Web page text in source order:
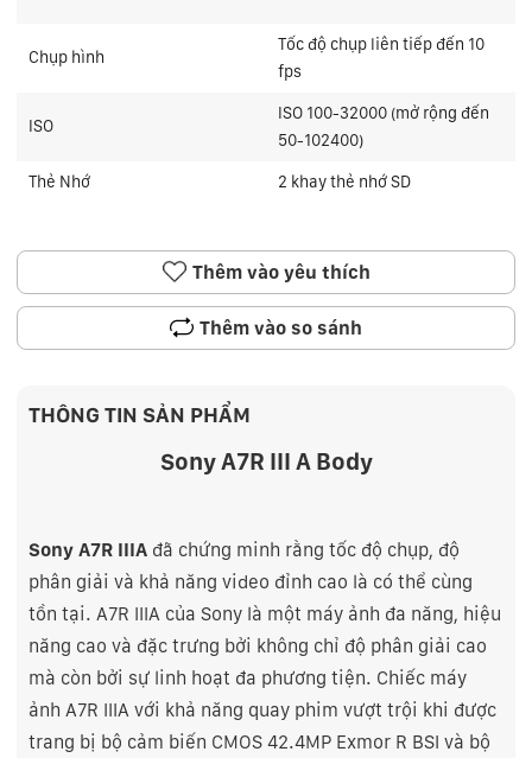
Chụp hình
Tốc độ chụp liên tiếp đến 10
fps
ISO
ISO 100-32000 (mở rộng đến
50-102400)
Thẻ Nhớ 2 khay thẻ nhớ SD
Thêm vào yêu thích
Thêm vào so sánh
THÔNG TIN SẢN PHẨM
Sony A7R III A Body
Sony A7R IIIA đã chứng minh rằng tốc độ chụp, độ
phân giải và khả năng video đỉnh cao là có thể cùng
tồn tại. A7R IIIA của Sony là một máy ảnh đa năng, hiệu
năng cao và đặc trưng bởi không chỉ độ phân giải cao
mà còn bởi sự linh hoạt đa phương tiện. Chiếc máy
ảnh A7R IIIA với khả năng quay phim vượt trội khi được
trang bị bộ cảm biến CMOS 42.4MP Exmor R BSI và bộ